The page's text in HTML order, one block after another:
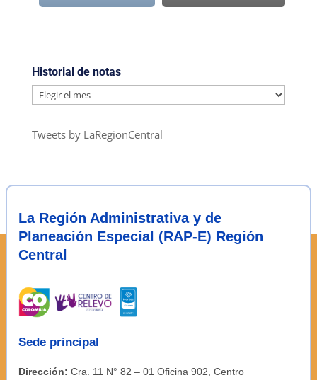
Historial de notas
Historial
notas
Tweets by LaRegionCentral
La Región Administrativa y de
Planeación Especial (RAP-E) Región
Central
Sede principal
Dirección: Cra. 11 N° 82 – 01 Oficina 902, Centro